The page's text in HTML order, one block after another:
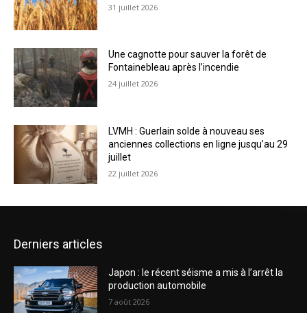
31 juillet 2026
Une cagnotte pour sauver la forêt de
Fontainebleau après l’incendie
24 juillet 2026
LVMH : Guerlain solde à nouveau ses
anciennes collections en ligne jusqu’au 29
juillet
22 juillet 2026
Derniers articles
Japon : le récent séisme a mis à l’arrêt la
production automobile
7 août 2026